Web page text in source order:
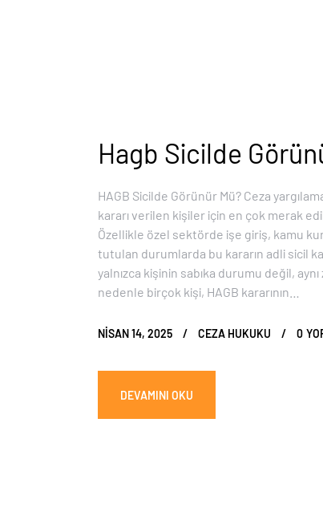
Hagb Sicilde
HAGB Sicilde Görünür Mü? Ceza
kararı verilen kişiler için en çok merak
Özellikle özel sektörde işe giriş, kamu
tutulan durumlarda bu kararın adli sicil
yalnızca kişinin sabıka durumu değil,
nedenle birçok kişi, HAGB kararının…
NISAN 14, 2025 CEZA HUKUKU 0
DEVAMINI OKU